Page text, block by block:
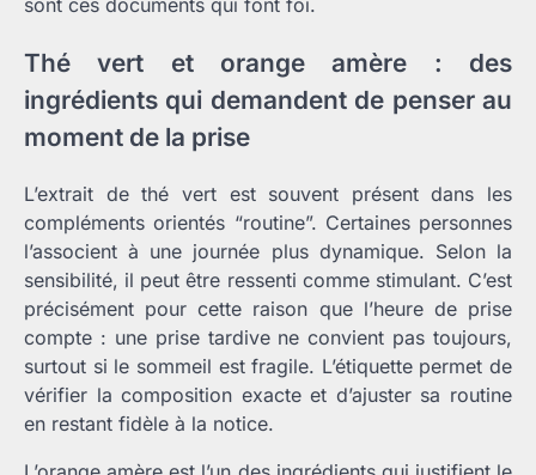
Thé vert et orange amère : des
ingrédients qui demandent de penser au
moment de la prise
L’extrait de thé vert est souvent présent dans les
compléments orientés “routine”. Certaines personnes
l’associent à une journée plus dynamique. Selon la
sensibilité, il peut être ressenti comme stimulant. C’est
précisément pour cette raison que l’heure de prise
compte : une prise tardive ne convient pas toujours,
surtout si le sommeil est fragile. L’étiquette permet de
vérifier la composition exacte et d’ajuster sa routine
en restant fidèle à la notice.